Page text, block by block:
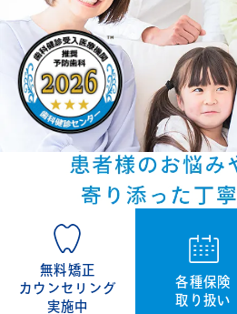
無料矯正
カウンセリング
実施中
各種保険
取り扱い